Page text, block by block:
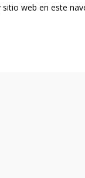
web en este